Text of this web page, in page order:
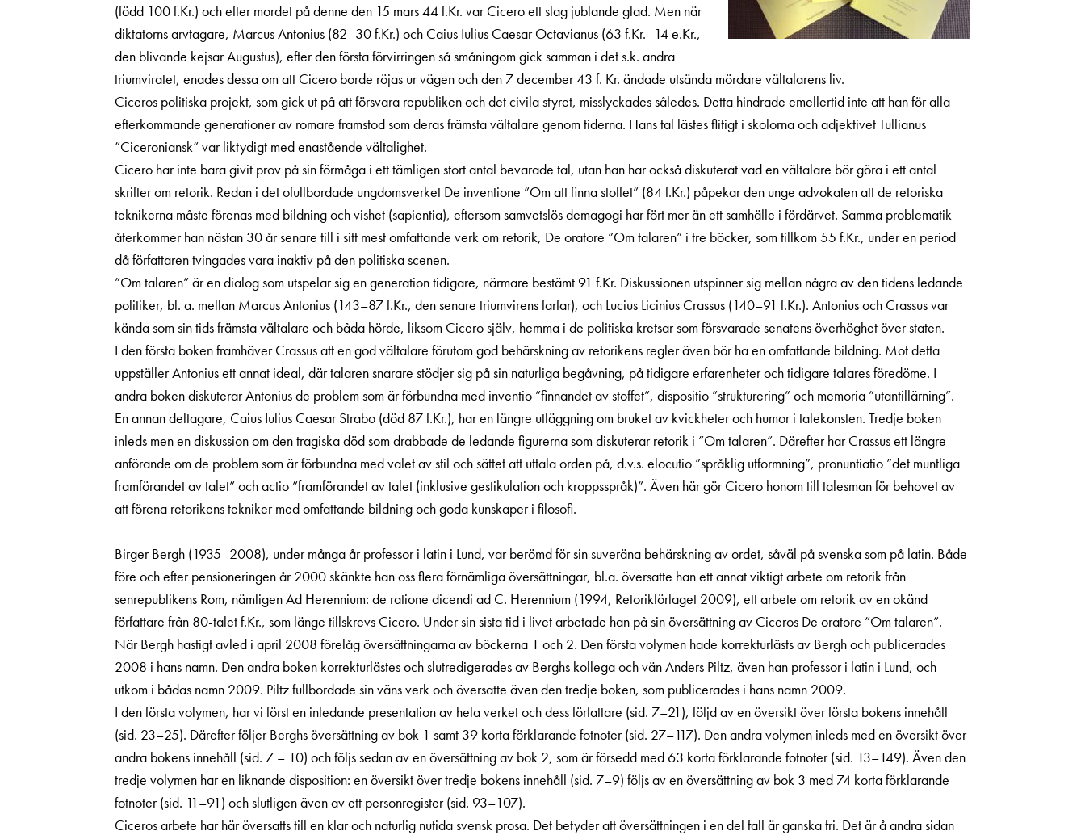
(född 100 f.Kr.) och efter mordet på denne den 15 mars 44 f.Kr. var Cicero ett slag jublande glad. Men när
diktatorns arvtagare, Marcus Antonius (82–30 f.Kr.) och Caius Iulius Caesar Octavianus (63 f.Kr.–14 e.Kr.,
den blivande kejsar Augustus), efter den första förvirringen så småningom gick samman i det s.k. andra
triumviratet, enades dessa om att Cicero borde röjas ur vägen och den 7 december 43 f. Kr. ändade utsända mördare vältalarens liv.
Ciceros politiska projekt, som gick ut på att försvara republiken och det civila styret, misslyckades således. Detta hindrade emellertid inte att han för alla
efterkommande generationer av romare framstod som deras främsta vältalare genom tiderna. Hans tal lästes flitigt i skolorna och adjektivet Tullianus
”Ciceroniansk” var liktydigt med enastående vältalighet.
Cicero har inte bara givit prov på sin förmåga i ett tämligen stort antal bevarade tal, utan han har också diskuterat vad en vältalare bör göra i ett antal
skrifter om retorik. Redan i det ofullbordade ungdomsverket De inventione ”Om att finna stoffet” (84 f.Kr.) påpekar den unge advokaten att de retoriska
teknikerna måste förenas med bildning och vishet (sapientia), eftersom samvetslös demagogi har fört mer än ett samhälle i fördärvet. Samma problematik
återkommer han nästan 30 år senare till i sitt mest omfattande verk om retorik, De oratore ”Om talaren” i tre böcker, som tillkom 55 f.Kr., under en period
då författaren tvingades vara inaktiv på den politiska scenen.
”Om talaren” är en dialog som utspelar sig en generation tidigare, närmare be­stämt 91 f.Kr. Diskussionen utspinner sig mellan några av den tidens ledande
politiker, bl. a. mellan Marcus Antonius (143–87 f.Kr., den senare triumvirens farfar), och Lucius Licinius Crassus (140–91 f.Kr.). Antonius och Crassus var
kända som sin tids främsta vältalare och båda hörde, liksom Cicero själv, hemma i de politiska kretsar som försvarade senatens överhöghet över staten.
I den första boken framhäver Crassus att en god vältalare förutom god behärskning av retorikens regler även bör ha en omfattande bildning. Mot detta
uppställer Antonius ett annat ideal, där talaren snarare stödjer sig på sin naturliga begåvning, på tidigare erfarenheter och tidigare talares föredöme. I
andra boken diskuterar Antonius de problem som är förbundna med inventio ”finnandet av stoffet”, dispositio ”strukturering” och memoria ”utantillärning”.
En annan deltagare, Caius Iulius Caesar Strabo (död 87 f.Kr.), har en längre utläggning om bruket av kvickheter och humor i talekonsten. Tredje boken
inleds men en diskussion om den tragiska död som drabbade de ledande figurerna som diskuterar retorik i ”Om talaren”. Därefter har Crassus ett längre
anförande om de problem som är förbundna med valet av stil och sättet att uttala orden på, d.v.s. elocutio ”språklig utformning”, pronuntiatio ”det muntliga
framförandet av talet” och actio ”framförandet av talet (inklusive gestikulation och kroppsspråk)”. Även här gör Cicero honom till talesman för behovet av
att förena retorikens tekniker med omfattande bildning och goda kunskaper i filosofi.
Birger Bergh (1935–2008), under många år professor i latin i Lund, var berömd för sin suveräna behärskning av ordet, såväl på svenska som på latin. Både
före och efter pensioneringen år 2000 skänkte han oss flera förnämliga översättningar, bl.a. översatte han ett annat viktigt arbete om retorik från
senrepublikens Rom, nämligen Ad Herennium: de ratione dicendi ad C. Herennium (1994, Retorikförlaget 2009), ett arbete om retorik av en okänd
författare från 80-talet f.Kr., som länge tillskrevs Cicero. Under sin sista tid i livet arbetade han på sin översättning av Ciceros De oratore ”Om talaren”.
När Bergh hastigt avled i april 2008 förelåg översättningarna av böckerna 1 och 2. Den första volymen hade korrekturlästs av Bergh och publicerades
2008 i hans namn. Den andra boken korrekturlästes och slutredigerades av Berghs kollega och vän Anders Piltz, även han professor i latin i Lund, och
utkom i bådas namn 2009. Piltz fullbordade sin väns verk och översatte även den tredje boken, som publicerades i hans namn 2009.
I den första volymen, har vi först en inledande presentation av hela verket och dess författare (sid. 7–21), följd av en översikt över första bokens innehåll
(sid. 23–25). Därefter följer Berghs översättning av bok 1 samt 39 korta förklarande fotnoter (sid. 27–117). Den andra volymen inleds med en översikt över
andra bokens innehåll (sid. 7 – 10) och följs sedan av en översättning av bok 2, som är försedd med 63 korta förklarande fotnoter (sid. 13–149). Även den
tredje volymen har en liknande disposition: en översikt över tredje bokens innehåll (sid. 7–9) följs av en översättning av bok 3 med 74 korta förklarande
fotnoter (sid. 11–91) och slutligen även av ett personregister (sid. 93–107).
Ciceros arbete har här översatts till en klar och naturlig nutida svensk prosa. Det betyder att översättningen i en del fall är ganska fri. Det är å andra sidan